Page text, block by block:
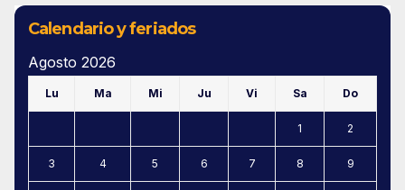
Calendario y feriados
Agosto 2026
Lu Ma Mi Ju Vi Sa Do
1 2
3 4 5 6 7 8 9